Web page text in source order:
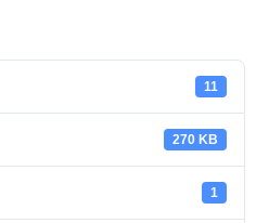
11
270 KB
1